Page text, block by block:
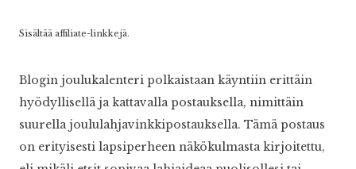
Sisältää affiliate-linkkejä.
Blogin joulukalenteri polkaistaan käyntiin erittäin
hyödyllisellä ja kattavalla postauksella, nimittäin
suurella joululahjavinkkipostauksella. Tämä postaus
on erityisesti lapsiperheen näkökulmasta kirjoitettu,